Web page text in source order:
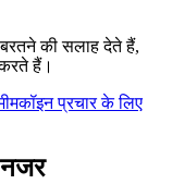
बरतने की सलाह देते हैं,
हैं।
प्रचार के लिए